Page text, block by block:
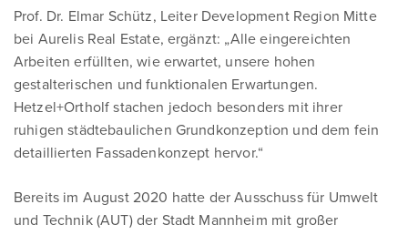
Prof. Dr. Elmar Schütz, Leiter Development Region Mitte
bei Aurelis Real Estate, ergänzt: „Alle eingereichten
Arbeiten erfüllten, wie erwartet, unsere hohen
gestalterischen und funktionalen Erwartungen.
Hetzel+Ortholf stachen jedoch besonders mit ihrer
ruhigen städtebaulichen Grundkonzeption und dem fein
detaillierten Fassadenkonzept hervor.“
Bereits im August 2020 hatte der Ausschuss für Umwelt
und Technik (AUT) der Stadt Mannheim mit großer